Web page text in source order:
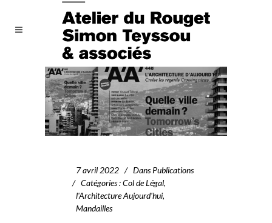
7 avril 2022 Dans Publications
Catégories:Col de Légal,
l'Architecture Aujourd'hui,
Mandailles